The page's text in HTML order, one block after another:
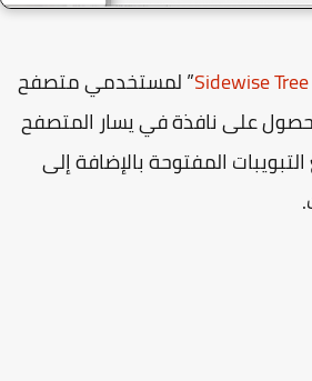
Sidewise” لمستخدمي متصفح
على نافذة في يسار المتصفح
المفتوحة بالإضافة إلى